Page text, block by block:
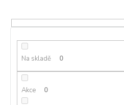
Na skladě 0
Akce 0